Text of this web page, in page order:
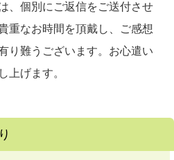
、個別にご返信をご送付させ
重なお時間を頂戴し、ご感想
り難うございます。お心遣い
上げます。